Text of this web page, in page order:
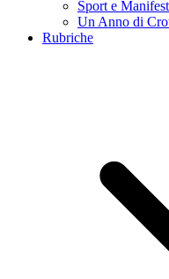
Sport e
Un Anno di
Rubriche